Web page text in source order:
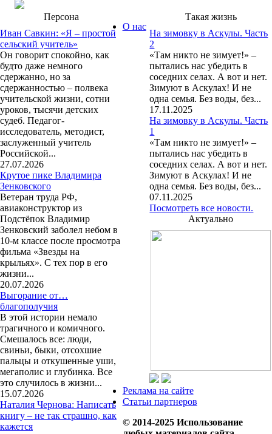
Персона
Иван Савкин: «Я – простой
сельский учитель»
Он говорит спокойно, как
будто даже немного
сдержанно, но за
сдержанностью – полвека
учительской жизни, сотни
уроков, тысячи детских
судеб. Педагог-
исследователь, методист,
заслуженный учитель
Российской...
27.07.2026
Крутое пике Владимира
Зенковского
Ветеран труда РФ,
авиаконструктор из
Подстёпок Владимир
Зенковский заболел небом в
10-м классе после просмотра
фильма «Звезды на
крыльях». С тех пор в его
жизни...
20.07.2026
Выгорание от…
благополучия
В этой истории немало
трагичного и комичного.
Смешалось все: люди,
свиньи, быки, отсохшие
пальцы и откушенные уши,
мегаполис и глубинка. Все
это случилось в жизни...
15.07.2026
Наталия Чернова: Написать
книгу – не так страшно, как
кажется
Такая жизнь
На зимовку в Аскулы. Часть
2
«Там никто не зимует!» –
пытались нас убедить в
соседних селах. А вот и нет.
Зимуют в Аскулах! И не
одна семья. Без воды, без...
17.11.2025
На зимовку в Аскулы. Часть
1
«Там никто не зимует!» –
пытались нас убедить в
соседних селах. А вот и нет.
Зимуют в Аскулах! И не
одна семья. Без воды, без...
07.11.2025
Посмотреть все новости.
Актуально
О нас
Реклама на сайте
Статьи партнеров
© 2014-2025 Использование